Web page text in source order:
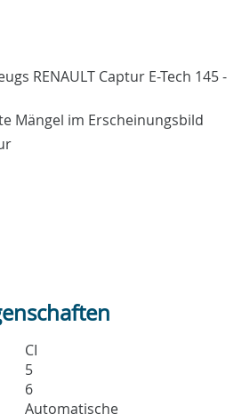
Mängel im Erscheinungsbild
CI
5
6
Automatische